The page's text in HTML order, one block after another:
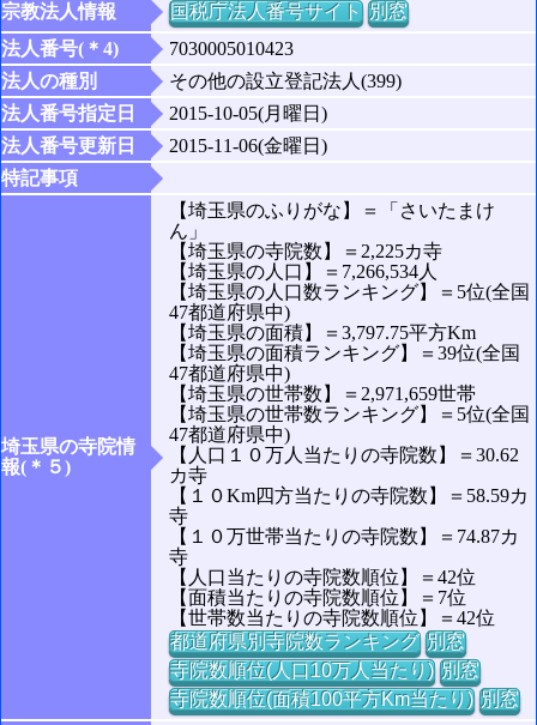
宗教法人情報
国税庁法人番号サイト 別窓
法人番号(＊4)
7030005010423
法人の種別
その他の設立登記法人(399)
法人番号指定日
2015-10-05(月曜日)
法人番号更新日
2015-11-06(金曜日)
特記事項
埼玉県の寺院情
報(＊５)
【埼玉県のふりがな】＝「さいたまけ
ん」
【埼玉県の寺院数】＝2,225カ寺
【埼玉県の人口】＝7,266,534人
【埼玉県の人口数ランキング】＝5位(全国
47都道府県中)
【埼玉県の面積】＝3,797.75平方Km
【埼玉県の面積ランキング】＝39位(全国
47都道府県中)
【埼玉県の世帯数】＝2,971,659世帯
【埼玉県の世帯数ランキング】＝5位(全国
47都道府県中)
【人口１０万人当たりの寺院数】＝30.62
カ寺
【１０Km四方当たりの寺院数】＝58.59カ
寺
【１０万世帯当たりの寺院数】＝74.87カ
寺
【人口当たりの寺院数順位】＝42位
【面積当たりの寺院数順位】＝7位
【世帯数当たりの寺院数順位】＝42位
都道府県別寺院数ランキング 別窓
寺院数順位(人口10万人当たり) 別窓
寺院数順位(面積100平方Km当たり) 別窓